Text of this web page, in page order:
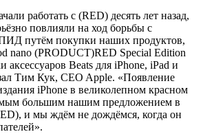
работать с (RED) десять лет назад,
повлияли на ход борьбы с
путём покупки наших продуктов,
nano (PRODUCT)RED Special Edition
аксессуаров Beats для iPhone, iPad и
Тим Кук, CEO Apple. «Появление
iPhone в великолепном красном
большим нашим предложением в
и мы ждём не дождёмся, когда он